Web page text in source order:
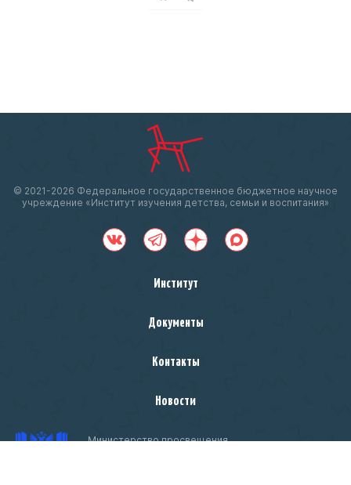
© 2021-2026 Федеральное государственное бюджетное научное
учреждение «Институт изучения детства, семьи и воспитания»
Институт
Документы
Контакты
Новости
Министерство просвещения